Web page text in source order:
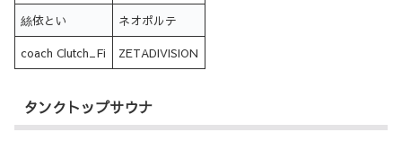
絲依とい ネオポルテ
coach Clutch_Fi ZETADIVISION
タンクトップサウナ